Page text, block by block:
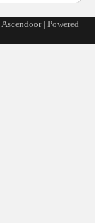
Ascendoor| Powered